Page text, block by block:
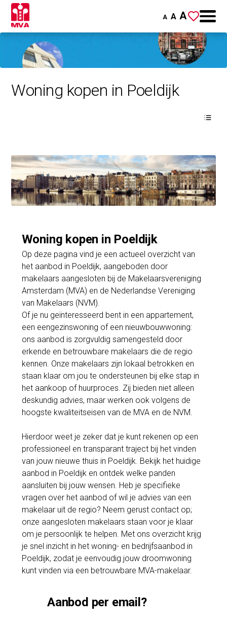
A A A
Woning kopen in Poeldijk
Woning kopen in Poeldijk
Op deze pagina vind je een actueel overzicht van
het aanbod in Poeldijk, aangeboden door
makelaars aangesloten bij de Makelaarsvereniging
Amsterdam (MVA) en de Nederlandse Vereniging
van Makelaars (NVM).
Of je nu geïnteresseerd bent in een appartement,
een eengezinswoning of een nieuwbouwwoning:
ons aanbod is zorgvuldig samengesteld door
erkende en betrouwbare makelaars die de regio
kennen. Onze makelaars zijn lokaal betrokken en
staan klaar om jou te ondersteunen bij elke stap in
het aankoop of huurproces. Zij bieden niet alleen
deskundig advies, maar werken ook volgens de
hoogste kwaliteitseisen van de MVA en de NVM.
Hierdoor weet je zeker dat je kunt rekenen op een
professioneel en transparant traject bij het vinden
van jouw nieuwe thuis in Poeldijk. Bekijk het huidige
aanbod in Poeldijk en ontdek welke panden
aansluiten bij jouw wensen. Heb je specifieke
vragen over het aanbod of wil je advies van een
makelaar uit de regio? Neem gerust contact op;
onze aangesloten makelaars staan voor je klaar
om je persoonlijk te helpen. Met ons overzicht krijg
je snel inzicht in het woning- en bedrijfsaanbod in
Poeldijk, zodat je eenvoudig jouw droomwoning
kunt vinden via een betrouwbare MVA-makelaar.
Aanbod per email?